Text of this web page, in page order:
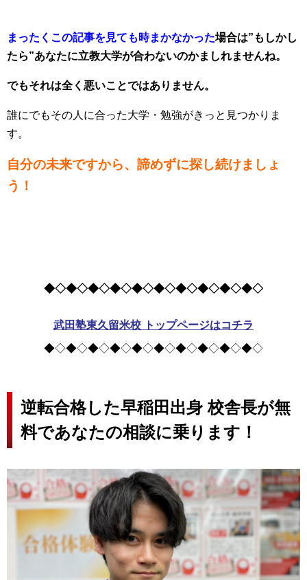
まったくこの記事を見ても時まかなかった場合は”もしかし
たら”あなたに立教大学が合わないのかましれませんね。
でもそれは全く悪いことではありません。
誰にでもその人に合った大学・勉強がきっと見つかりま
す。
自分の未来ですから、諦めずに探し続けましょ
う！
◆◇◆◇◆◇◆◇◆◇◆◇◆◇◆◇◆◇◆◇
武田塾東久留米校 トップページはコチラ
◆◇◆◇◆◇◆◇◆◇◆◇◆◇◆◇◆◇◆◇
逆転合格した早稲田出身 校舎長が無
料であなたの相談に乗ります！